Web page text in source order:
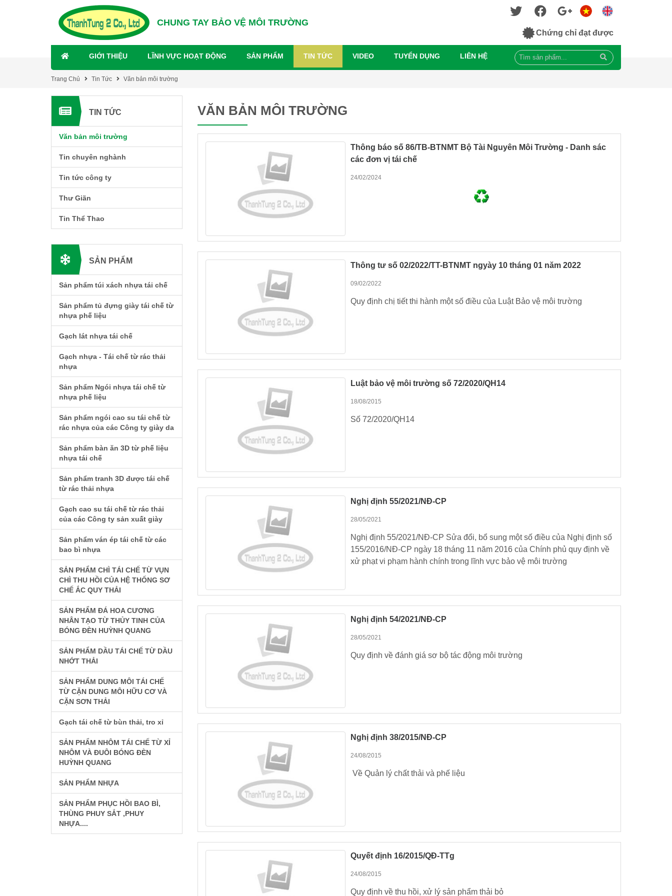
CHUNG TAY BẢO VỆ MÔI TRƯỜNG
Chứng chỉ đạt được
GIỚI THIỆU LĨNH VỰC HOẠT ĐỘNG SẢN PHẨM TIN TỨC VIDEO TUYỂN DỤNG LIÊN HỆ
Trang Chủ Tin Tức Văn bản môi trường
VĂN BẢN MÔI TRƯỜNG
Thông báo số 86/TB-BTNMT Bộ Tài Nguyên Môi Trường - Danh sác
các đơn vị tái chế
24/02/2024
Thông tư số 02/2022/TT-BTNMT ngyày 10 tháng 01 năm 2022
09/02/2022
Quy định chị tiết thi hành một số điều của Luật Bảo vệ môi trường
Luật bảo vệ môi trường số 72/2020/QH14
18/08/2015
Số 72/2020/QH14
Nghị định 55/2021/NĐ-CP
28/05/2021
Nghị định 55/2021/NĐ-CP Sửa đổi, bổ sung một số điều của Nghị định số
155/2016/NĐ-CP ngày 18 tháng 11 năm 2016 của Chính phủ quy định về
xử phạt vi phạm hành chính trong lĩnh vực bảo vệ môi trường
Nghị định 54/2021/NĐ-CP
28/05/2021
Quy định về đánh giá sơ bộ tác động môi trường
Nghị định 38/2015/NĐ-CP
24/08/2015
Về Quản lý chất thải và phế liệu
Quyết định 16/2015/QĐ-TTg
24/08/2015
Quy định về thu hồi, xử lý sản phẩm thải bỏ
TIN TỨC
Văn bản môi trường
Tin chuyên nghành
Tin tức công ty
Thư Giãn
Tin Thể Thao
SẢN PHẨM
Sản phẩm túi xách nhựa tái chế
Sản phẩm tủ đựng giày tái chế từ
nhựa phế liệu
Gạch lát nhựa tái chế
Gạch nhựa - Tái chế từ rác thải
nhựa
Sản phẩm Ngói nhựa tái chế từ
nhựa phế liệu
Sản phẩm ngói cao su tái chế từ
rác nhựa của các Công ty giày da
Sản phẩm bàn ăn 3D từ phế liệu
nhựa tái chế
Sản phẩm tranh 3D được tái chế
từ rác thải nhựa
Gạch cao su tái chế từ rác thải
của các Công ty sản xuất giày
Sản phẩm ván ép tái chế từ các
bao bì nhựa
SẢN PHẨM CHÌ TÁI CHẾ TỪ VỤN
CHÌ THU HỒI CỦA HỆ THỐNG SƠ
CHẾ ẮC QUY THẢI
SẢN PHẨM ĐÁ HOA CƯƠNG
NHÂN TẠO TỪ THỦY TINH CỦA
BÓNG ĐÈN HUỲNH QUANG
SẢN PHẨM DẦU TÁI CHẾ TỪ DẦU
NHỚT THẢI
SẢN PHẨM DUNG MÔI TÁI CHẾ
TỪ CẶN DUNG MÔI HỮU CƠ VÀ
CẶN SƠN THẢI
Gạch tái chế từ bùn thải, tro xỉ
SẢN PHẨM NHÔM TÁI CHẾ TỪ XỈ
NHÔM VÀ ĐUÔI BÓNG ĐÈN
HUỲNH QUANG
SẢN PHẨM NHỰA
SẢN PHẨM PHỤC HỒI BAO BÌ,
THÙNG PHUY SẮT ,PHUY
NHỰA....